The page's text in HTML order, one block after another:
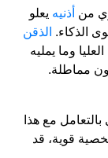
من أذنيه يعلو
الذكاء. الذقن
وما يمليه
مماطلة.
مع هذا
قوية، قد